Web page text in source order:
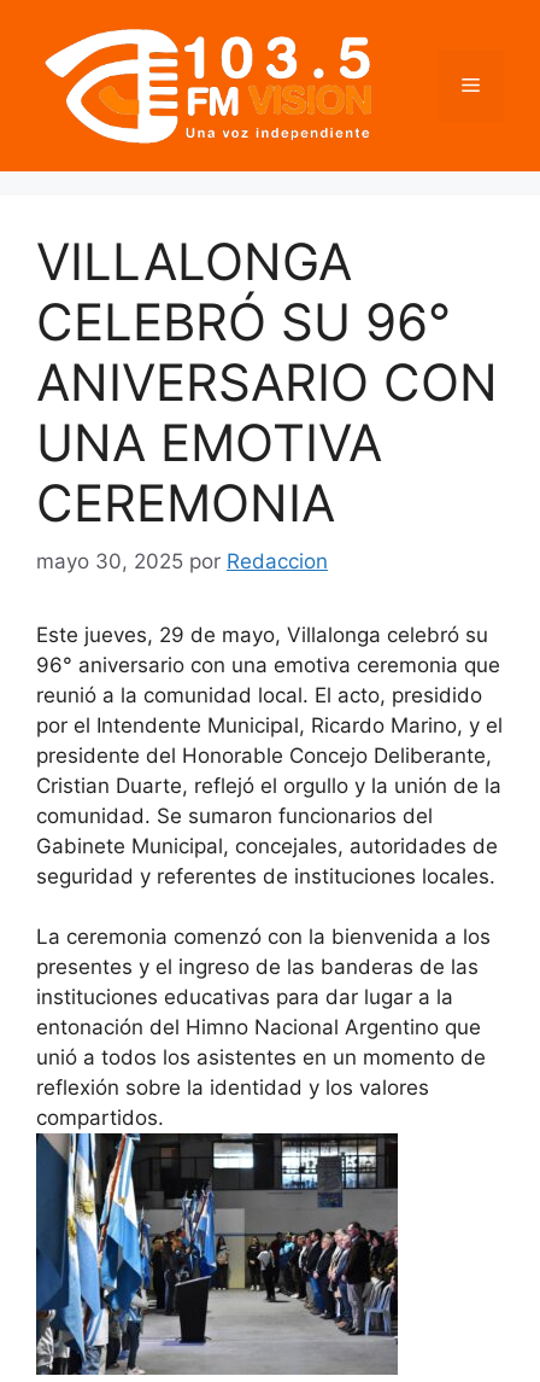
contenido
Menú
VILLALONGA
CELEBRÓ SU 96°
ANIVERSARIO CON
UNA EMOTIVA
CEREMONIA
mayo 30, 2025 por Redaccion
Este jueves, 29 de mayo, Villalonga celebró su
96° aniversario con una emotiva ceremonia que
reunió a la comunidad local. El acto, presidido
por el Intendente Municipal, Ricardo Marino, y el
presidente del Honorable Concejo Deliberante,
Cristian Duarte, reflejó el orgullo y la unión de la
comunidad. Se sumaron funcionarios del
Gabinete Municipal, concejales, autoridades de
seguridad y referentes de instituciones locales.
La ceremonia comenzó con la bienvenida a los
presentes y el ingreso de las banderas de las
instituciones educativas para dar lugar a la
entonación del Himno Nacional Argentino que
unió a todos los asistentes en un momento de
reflexión sobre la identidad y los valores
compartidos.